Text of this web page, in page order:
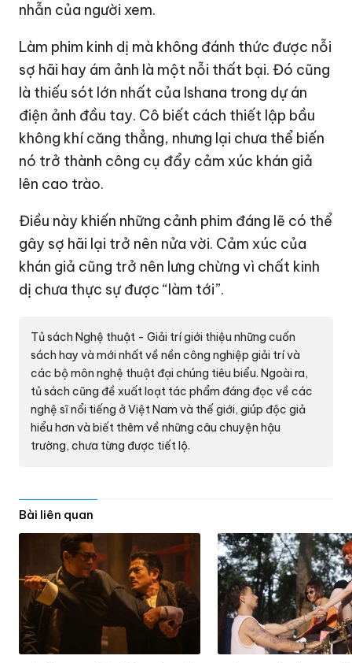
nhẫn của người xem.
Làm phim kinh dị mà không đánh thức được nỗi
sợ hãi hay ám ảnh là một nỗi thất bại. Đó cũng
là thiếu sót lớn nhất của Ishana trong dự án
điện ảnh đầu tay. Cô biết cách thiết lập bầu
không khí căng thẳng, nhưng lại chưa thể biến
nó trở thành công cụ đẩy cảm xúc khán giả
lên cao trào.
Điều này khiến những cảnh phim đáng lẽ có thể
gây sợ hãi lại trở nên nửa vời. Cảm xúc của
khán giả cũng trở nên lưng chừng vì chất kinh
dị chưa thực sự được “làm tới”.
Tủ sách Nghệ thuật - Giải trígiới thiệu những cuốn
sách hay và mới nhất về nền công nghiệp giải trí và
các bộ môn nghệ thuật đại chúng tiêu biểu. Ngoài ra,
tủ sách cũng đề xuất loạt tác phẩm đáng đọc về các
nghệ sĩ nổi tiếng ở Việt Nam và thế giới, giúp độc giả
hiểu hơn và biết thêm về những câu chuyện hậu
trường, chưa từng được tiết lộ.
Bài liên quan